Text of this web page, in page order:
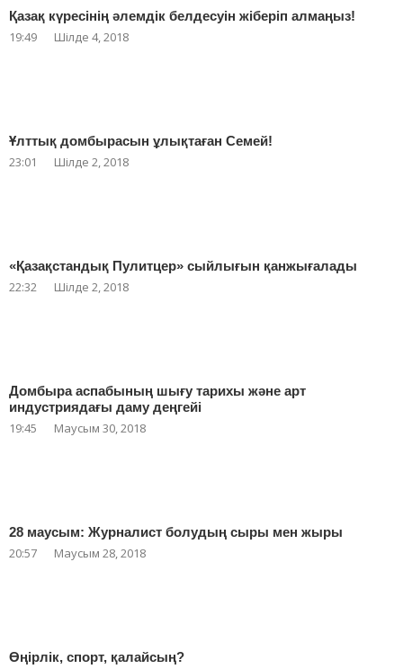
Қазақ күресінің әлемдік белдесуін жіберіп алмаңыз!
19:49 Шілде 4, 2018
Ұлттық домбырасын ұлықтаған Семей!
23:01 Шілде 2, 2018
«Қазақстандық Пулитцер» сыйлығын қанжығалады
22:32 Шілде 2, 2018
Домбыра аспабының шығу тарихы және арт
индустриядағы даму деңгейі
19:45 Маусым 30, 2018
28 маусым: Журналист болудың сыры мен жыры
20:57 Маусым 28, 2018
Өңірлік, спорт, қалайсың?